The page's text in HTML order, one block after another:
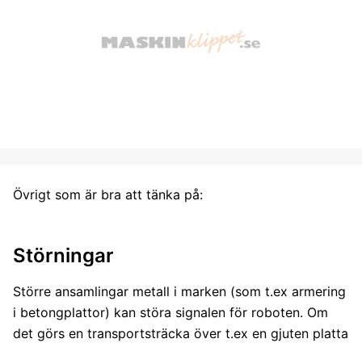
Övrigt som är bra att tänka på:
Störningar
Större ansamlingar metall i marken (som t.ex armering
i betongplattor) kan störa signalen för roboten. Om
det görs en transportsträcka över t.ex en gjuten platta